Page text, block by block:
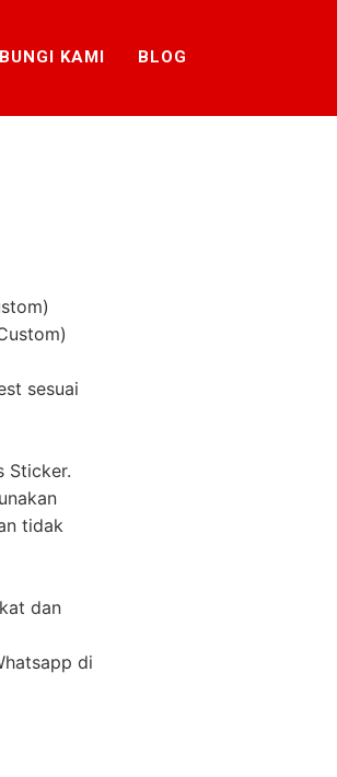
KAMI BLOG
sesuai
Sticker.
tidak
dan
di